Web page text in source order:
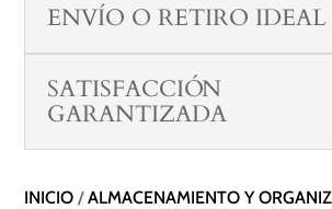
ENVÍO O RETIRO IDEAL
SATISFACCIÓN
GARANTIZADA
INICIO /ALMACENAMIENTO Y